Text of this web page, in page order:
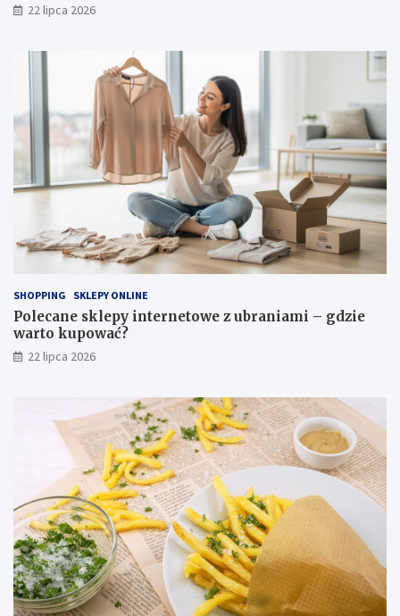
22 lipca 2026
SHOPPING SKLEPY ONLINE
Polecane sklepy internetowe z ubraniami – gdzie
warto kupować?
22 lipca 2026